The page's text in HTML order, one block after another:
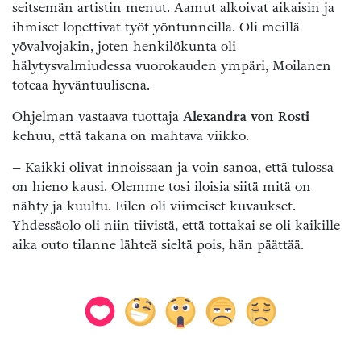
seitsemän artistin menut. Aamut alkoivat aikaisin ja
ihmiset lopettivat työt yöntunneilla. Oli meillä
yövalvojakin, joten henkilökunta oli
hälytysvalmiudessa vuorokauden ympäri, Moilanen
toteaa hyväntuulisena.
Ohjelman vastaava tuottaja Alexandra von Rosti
kehuu, että takana on mahtava viikko.
– Kaikki olivat innoissaan ja voin sanoa, että tulossa
on hieno kausi. Olemme tosi iloisia siitä mitä on
nähty ja kuultu. Eilen oli viimeiset kuvaukset.
Yhdessäolo oli niin tiivistä, että tottakai se oli kaikille
aika outo tilanne lähteä sieltä pois, hän päättää.